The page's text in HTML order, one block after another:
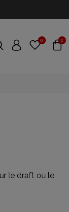
0 0
le draft ou le